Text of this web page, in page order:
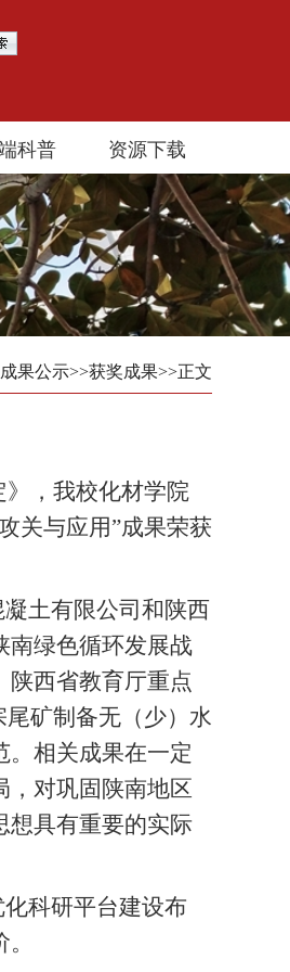
科普 资源下载
成果公示>>获奖成果>>正文
，我校化材学院
关与应用”成果荣获
土有限公司和陕西
南绿色循环发展战
陕西省教育厅重点
矿制备无（少）水
。相关成果在一定
，对巩固陕南地区
想具有重要的实际
科研平台建设布